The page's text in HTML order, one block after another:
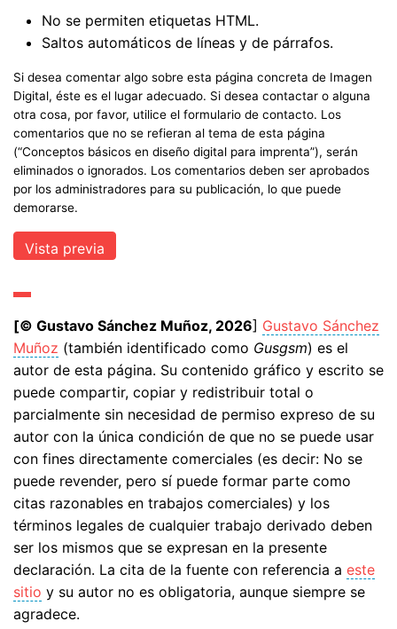
No se permiten etiquetas HTML.
Saltos automáticos de líneas y de párrafos.
Si desea comentar algo sobre esta página concreta de Imagen
Digital, éste es el lugar adecuado. Si desea contactar o alguna
otra cosa, por favor, utilice el formulario de contacto. Los
comentarios que no se refieran al tema de esta página
(“Conceptos básicos en diseño digital para imprenta”), serán
eliminados o ignorados. Los comentarios deben ser aprobados
por los administradores para su publicación, lo que puede
demorarse.
[© Gustavo Sánchez Muñoz, 2026] Gustavo Sánchez
Muñoz (también identificado como Gusgsm) es el
autor de esta página. Su contenido gráfico y escrito se
puede compartir, copiar y redistribuir total o
parcialmente sin necesidad de permiso expreso de su
autor con la única condición de que no se puede usar
con fines directamente comerciales (es decir: No se
puede revender, pero sí puede formar parte como
citas razonables en trabajos comerciales) y los
términos legales de cualquier trabajo derivado deben
ser los mismos que se expresan en la presente
declaración. La cita de la fuente con referencia a este
sitio y su autor no es obligatoria, aunque siempre se
agradece.